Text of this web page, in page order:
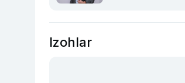
Izohlar